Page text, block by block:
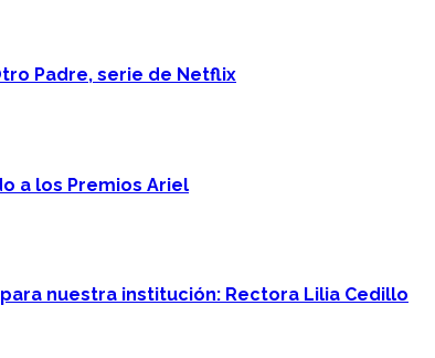
Padre, serie de Netflix
a los Premios Ariel
nuestra institución: Rectora Lilia Cedillo